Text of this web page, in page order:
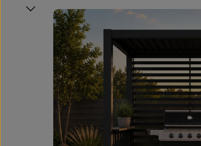
Bildergalerie überspringen